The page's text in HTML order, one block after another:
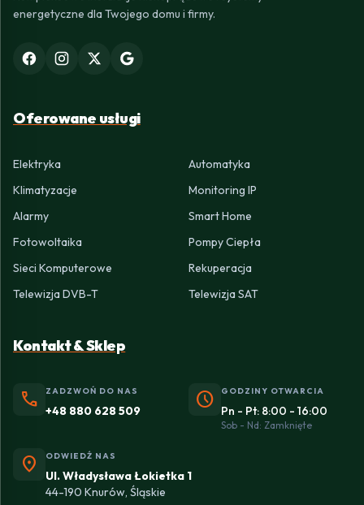
energetyczne dla Twojego domu i firmy.
Oferowane usługi
Elektryka
Automatyka
Klimatyzacje
Monitoring IP
Alarmy
Smart Home
Fotowoltaika
Pompy Ciepła
Sieci Komputerowe
Rekuperacja
Telewizja DVB-T
Telewizja SAT
Kontakt & Sklep
phone ZADZWOŃ DO NAS
+48 880 628 509 schedule GODZINY OTWARCIA
Pn - Pt: 8:00 - 16:00
Sob - Nd: Zamknięte
location_on ODWIEDŹ NAS
Ul. Władysława Łokietka 1
44-190 Knurów, Śląskie